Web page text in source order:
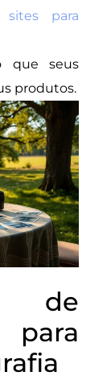
sites para
que seus
produtos.
de